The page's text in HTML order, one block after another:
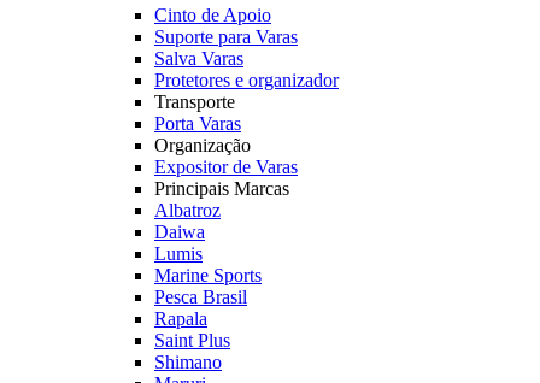
Cinto de Apoio
Suporte para Varas
Salva Varas
Protetores e organizador
Transporte
Porta Varas
Organização
Expositor de Varas
Principais Marcas
Albatroz
Daiwa
Lumis
Marine Sports
Pesca Brasil
Rapala
Saint Plus
Shimano